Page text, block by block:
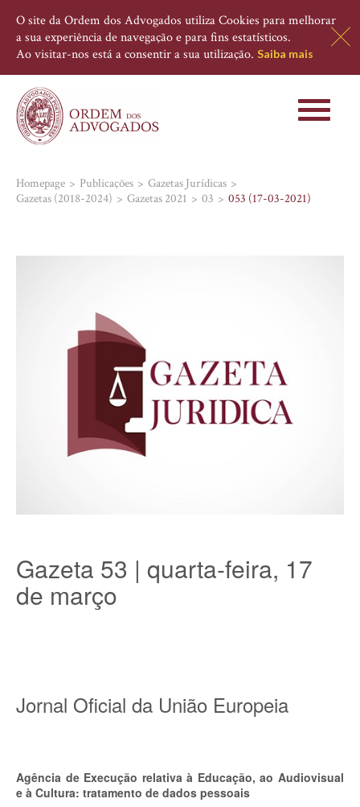
O site da Ordem dos Advogados utiliza Cookies para melhorar
a sua experiência de navegação e para fins estatísticos.
Ao visitar-nos está a consentir a sua utilização. Saiba mais
Toggle
Homepage Publicações
Gazetas Jurídicas
Gazetas (2018-2024)
Gazetas 2021 03 053 (17-03-2021)
Gazeta 53 | quarta-feira, 17
de março
Jornal Oficial da União Europeia
Agência de Execução relativa à Educação, ao Audiovisual
e à Cultura: tratamento de dados pessoais